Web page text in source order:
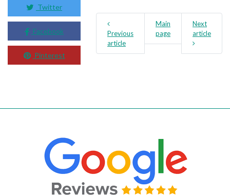
Twitter
Facebook
Pinterest
Previous
article
Main
page
Next
article